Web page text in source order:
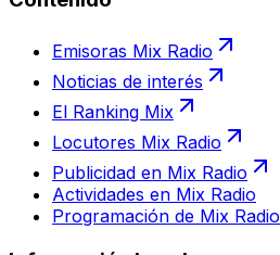
Emisoras Mix Radio
Noticias de interés
El Ranking Mix
Locutores Mix Radio
Publicidad en Mix Radio
Actividades en Mix Radio
Programación de Mix Radio